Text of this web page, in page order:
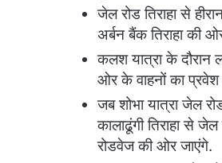
जेल रोड तिराहा से
अर्बन बैंक तिराहा की
कलश यात्रा के दौरान
ओर के वाहनों का प्रवेश
जब शोभा यात्रा जेल
कालाढूंगी तिराहा से
रोडवेज की ओर जाएंगे.